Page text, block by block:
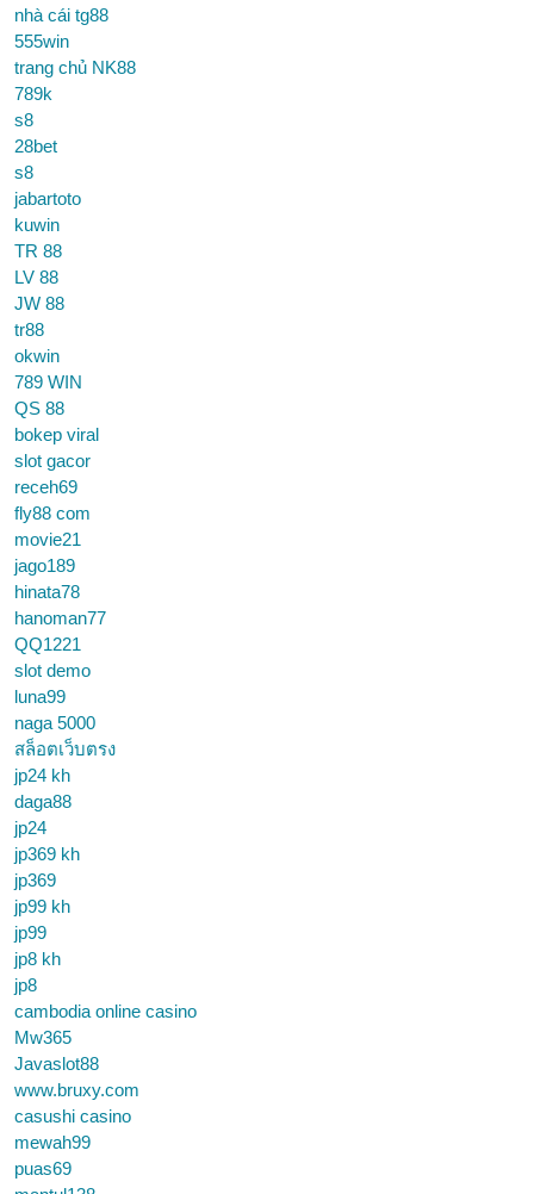
nhà cái tg88
555win
trang chủ NK88
789k
s8
28bet
s8
jabartoto
kuwin
TR 88
LV 88
JW 88
tr88
okwin
789 WIN
QS 88
bokep viral
slot gacor
receh69
fly88 com
movie21
jago189
hinata78
hanoman77
QQ1221
slot demo
luna99
naga 5000
สล็อตเว็บตรง
jp24 kh
daga88
jp24
jp369 kh
jp369
jp99 kh
jp99
jp8 kh
jp8
cambodia online casino
Mw365
Javaslot88
www.bruxy.com
casushi casino
mewah99
puas69